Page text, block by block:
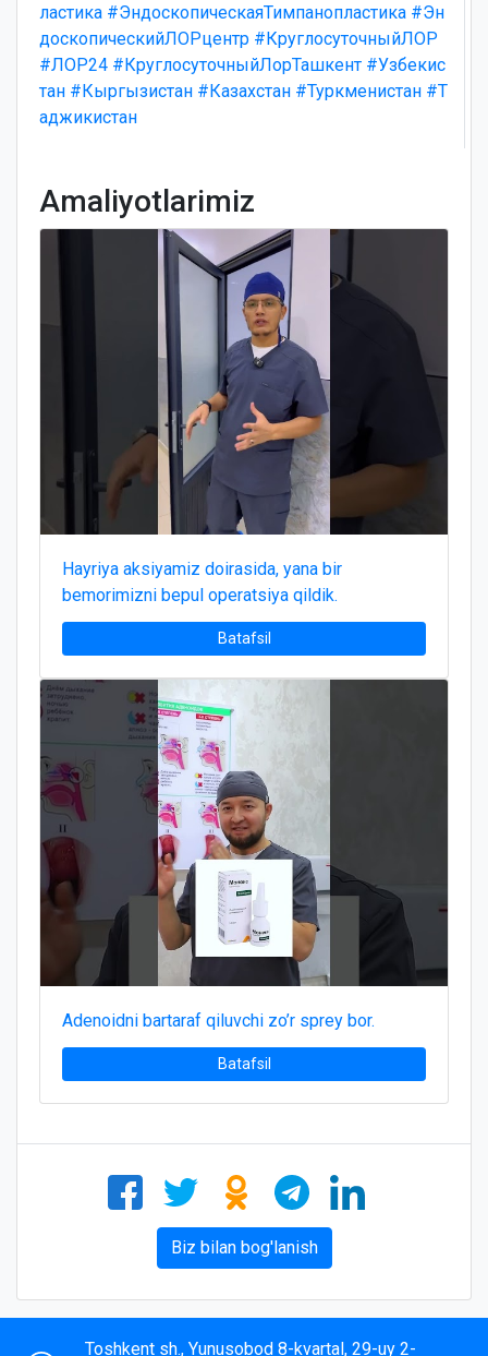
ластика #ЭндоскопическаяТимпанопластика #Эн
доскопическийЛОРцентр #КруглосуточныйЛОР
#ЛОР24 #КруглосуточныйЛорТашкент #Узбекис
тан #Кыргызистан #Казахстан #Туркменистан #Т
аджикистан
Amaliyotlarimiz
Hayriya aksiyamiz doirasida, yana bir
bemorimizni bepul operatsiya qildik.
Batafsil
Adenoidni bartaraf qiluvchi zo’r sprey bor.
Batafsil
Biz bilan bog'lanish
Toshkent sh., Yunusobod 8-kvartal, 29-uy 2-